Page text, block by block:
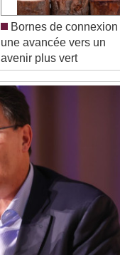
Bornes de connexion :
une avancée vers un
avenir plus vert